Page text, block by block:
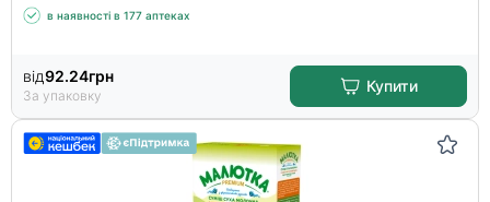
в наявності в 177 аптеках
від92.24грн
За упаковку
Купити